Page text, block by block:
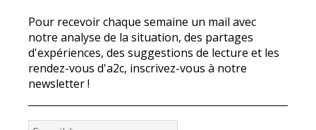
Pour recevoir chaque semaine un mail avec
notre analyse de la situation, des partages
d'expériences, des suggestions de lecture et les
rendez-vous d'a2c, inscrivez-vous à notre
newsletter !